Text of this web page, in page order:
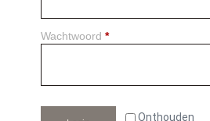
Wachtwoord*
Onthouden